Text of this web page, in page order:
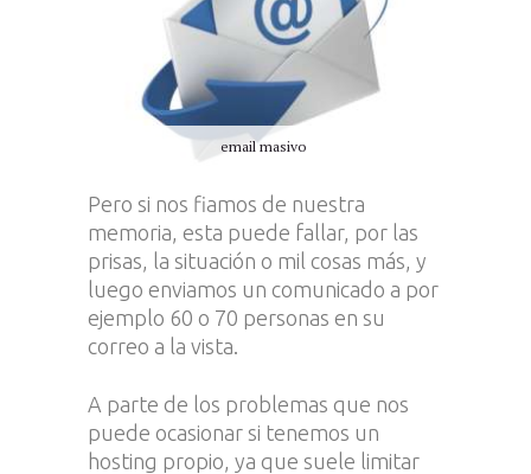
email masivo
Pero si nos fiamos de nuestra
memoria, esta puede fallar, por las
prisas, la situación o mil cosas más, y
luego enviamos un comunicado a por
ejemplo 60 o 70 personas en su
correo a la vista.
A parte de los problemas que nos
puede ocasionar si tenemos un
hosting propio, ya que suele limitar